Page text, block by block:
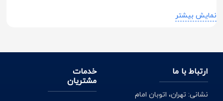
اعمال زیبایی که فرد روزانه برای داشتن موهایی خوش حالت
سو می‌گذارد.
این نوع از آسیب‌ها به دلیل سشوار کشیدن‌های بیش از حد،
استفاده از اتو های مو و گاهی نیز به دلیل دکلره کردن و رنگ
نمایش بیشتر
ارتباط با ما
نشانی: تهران، اتوبان امام
خدمات
مشتریان